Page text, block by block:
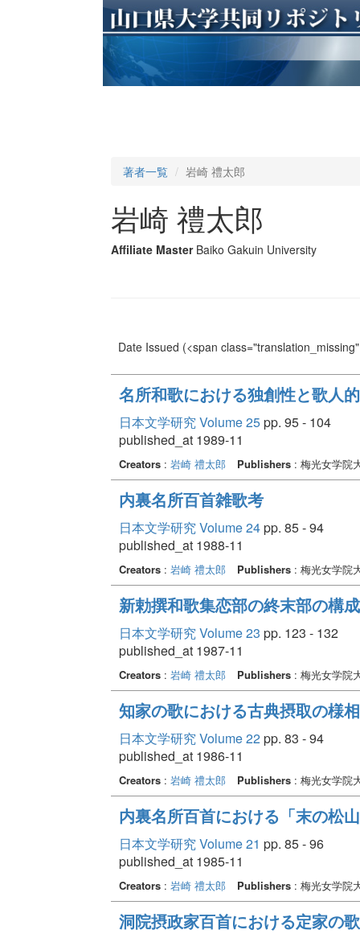
著者一覧 岩崎 禮太郎
岩崎 禮太郎
Affiliate Master Baiko Gakuin University
Date Issued (<span
名所和歌における独創性と歌人
日本文学研究 Volume 25pp. 95 - 104
published_at 1989-11
Creators: 岩崎 禮太郎 Publishers: 梅光女学院
内裏名所百首雑歌考
日本文学研究 Volume 24pp. 85 - 94
published_at 1988-11
Creators: 岩崎 禮太郎 Publishers: 梅光女学院
新勅撰和歌集恋部の終末部の構
日本文学研究 Volume 23 pp. 123 - 132
published_at 1987-11
Creators: 岩崎 禮太郎 Publishers: 梅光女学院
知家の歌における古典摂取の様
日本文学研究 Volume 22pp. 83 - 94
published_at 1986-11
Creators: 岩崎 禮太郎 Publishers: 梅光女学院
内裏名所百首における「末の松
日本文学研究 Volume 21 pp. 85 - 96
published_at 1985-11
Creators: 岩崎 禮太郎 Publishers: 梅光女学院
洞院摂政家百首における定家の